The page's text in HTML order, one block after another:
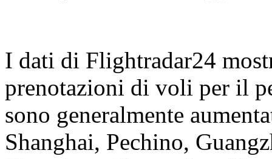
I dati di Flightradar24
prenotazioni di voli per il
sono generalmente
Shanghai, Pechino,